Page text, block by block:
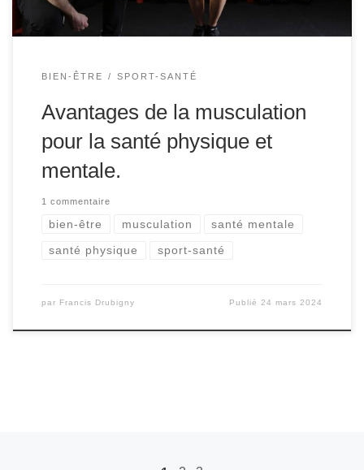
BIEN-ÊTRE SPORT-SANTÉ
Avantages de la musculation
pour la santé physique et
mentale.
1 commentaire
bien-être musculation santé mentale
santé physique sport-santé
par Francis Drubigny Publié24 mars 2024